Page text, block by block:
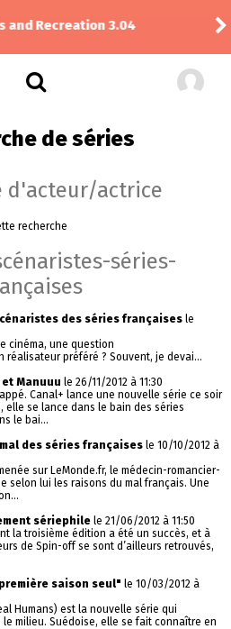
and Recreation 3.04
de séries
d'acteur/actrice
recherche
séries-
des séries françaisesle
cinéma, une question
réalisateur préféré ? Souvent, je devai...
et Manuuu le 26/11/2012 à 11:30
Canal+ lance une nouvelle série ce soir
elle se lance dans le bain des séries
le bai...
des séries françaisesle 10/10/2012 à
sur LeMonde.fr, le médecin-romancier-
selon lui les raisons du mal français. Une
sériephilele 21/06/2012 à 11:50
la troisième édition a été un succès, et à
de Spin-off se sont d’ailleurs retrouvés,
saison seul" le 10/03/2012 à
Humans) est la nouvelle série qui
milieu. Suédoise, elle se fait connaître en